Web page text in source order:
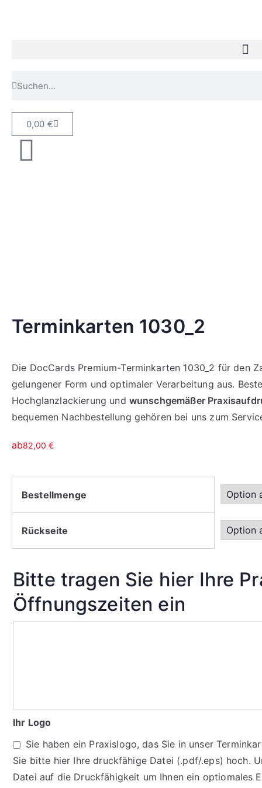
0,00 €
Terminkarten 1030_2
Die DocCards Premium-Terminkarten 1030_2 für den
gelungener Form und optimaler Verarbeitung aus.
Hochglanzlackierung und wunschgemäßer
bequemen Nachbestellung gehören bei uns zum
ab82,00€
Bestellmenge
Rückseite
Bitte tragen Sie hier Ihre
Öffnungszeiten ein
Ihr Logo
Sie haben ein Praxislogo, das Sie in unser
Sie bitte hier Ihre druckfähige Datei (.pdf/.eps) hoch.
Datei auf die Druckfähigkeit um Ihnen ein optiomales